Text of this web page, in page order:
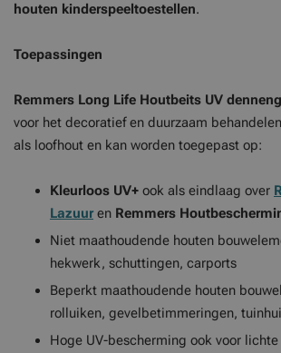
houten kinderspeeltoestellen.
Toepassingen
Remmers Long Life Houtbeits UV
voor het decoratief en duurzaam
als loofhout en kan worden toegepast op:
Kleurloos UV+ ook als eindlaag over
Lazuur en Remmers
Niet maathoudende houten
hekwerk, schuttingen, carports
Beperkt maathoudende houten
rolluiken, gevelbetimmeringen,
Hoge UV-bescherming ook voor